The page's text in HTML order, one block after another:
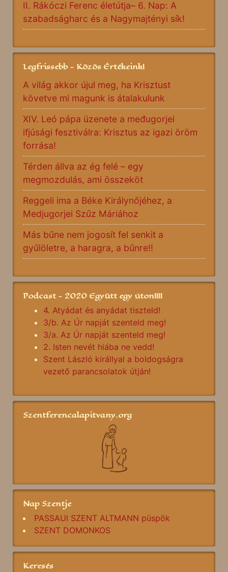
II. Rákóczi Ferenc életútja– 6. Nap: A
szabadságharc és a Nagymajtényi sík!
Legfrissebb - Közös Értékeink!
A világ akkor újul meg, ha Krisztust
követve mi magunk is átalakulunk
XIV. Leó pápa üzenete a međugorjei
ifjúsági fesztiválra: Krisztus az igazi öröm
forrása!
Térden állva az ég felé – egy
megmozdulás, ami összeköt
Reggeli ima a Béke Királynőjéhez, a
Medjugorjei Szűz Máriához
Más bűne nem jogosít fel senkit a
gyűlöletre, a haragra, a bűnre!!
Podcast - 2020 Együtt egy úton!!!!
4. Atyádat és anyádat tiszteld!
3/b. Az Úr napját szenteld meg!
3/a. Az Úr napját szenteld meg!
2. Isten nevét hiába ne vedd!
Szent László királlyal a boldogságra
vezető parancsolatok útján!
Szentferencalapitvany.org
Nap Szentje
PASSAUI SZENT ALTMANN püspök
SZENT DOMONKOS
Keresés